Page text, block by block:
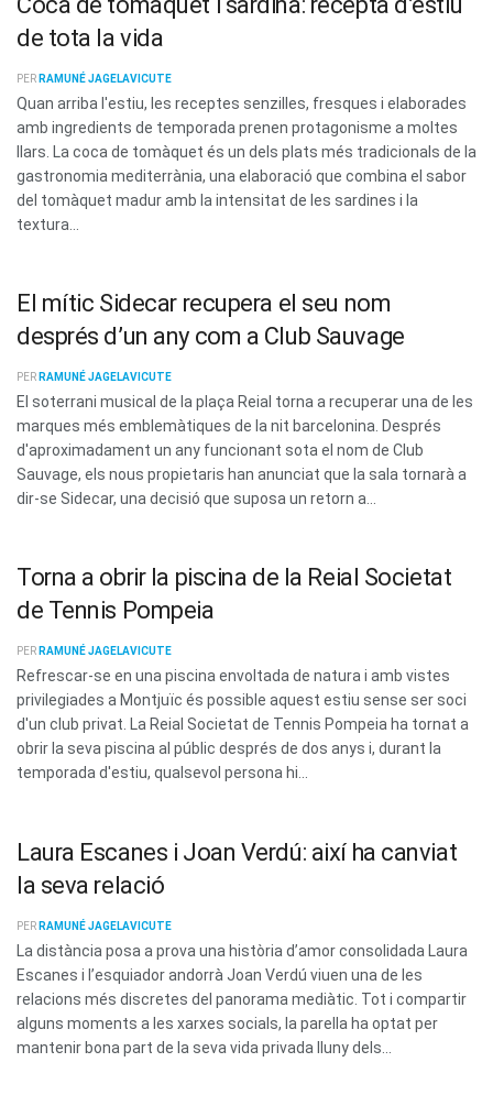
de tota la vida
PER RAMUNÉ JAGELAVICUTE
Quan arriba l'estiu, les receptes senzilles, fresques i elaborades
amb ingredients de temporada prenen protagonisme a moltes
llars. La coca de tomàquet és un dels plats més tradicionals de la
gastronomia mediterrània, una elaboració que combina el sabor
del tomàquet madur amb la intensitat de les sardines i la
textura...
El mític Sidecar recupera el seu nom
després d’un any com a Club Sauvage
PER RAMUNÉ JAGELAVICUTE
El soterrani musical de la plaça Reial torna a recuperar una de les
marques més emblemàtiques de la nit barcelonina. Després
d'aproximadament un any funcionant sota el nom de Club
Sauvage, els nous propietaris han anunciat que la sala tornarà a
dir-se Sidecar, una decisió que suposa un retorn a...
Torna a obrir la piscina de la Reial Societat
de Tennis Pompeia
PER RAMUNÉ JAGELAVICUTE
Refrescar-se en una piscina envoltada de natura i amb vistes
privilegiades a Montjuïc és possible aquest estiu sense ser soci
d'un club privat. La Reial Societat de Tennis Pompeia ha tornat a
obrir la seva piscina al públic després de dos anys i, durant la
temporada d'estiu, qualsevol persona hi...
Laura Escanes i Joan Verdú: així ha canviat
la seva relació
PER RAMUNÉ JAGELAVICUTE
La distància posa a prova una història d’amor consolidada Laura
Escanes i l’esquiador andorrà Joan Verdú viuen una de les
relacions més discretes del panorama mediàtic. Tot i compartir
alguns moments a les xarxes socials, la parella ha optat per
mantenir bona part de la seva vida privada lluny dels...